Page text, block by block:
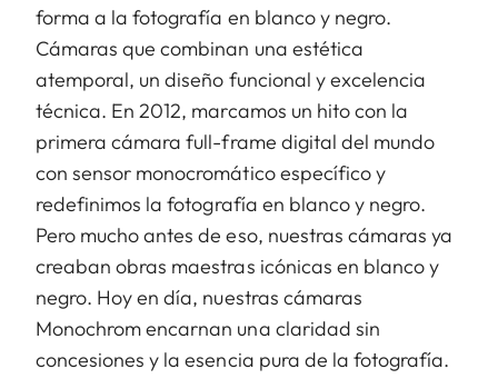
forma a la fotografía en blanco y negro.
Cámaras que combinan una estética
atemporal, un diseño funcional y excelencia
técnica. En 2012, marcamos un hito con la
primera cámara full-frame digital del mundo
con sensor monocromático específico y
redefinimos la fotografía en blanco y negro.
Pero mucho antes de eso, nuestras cámaras ya
creaban obras maestras icónicas en blanco y
negro. Hoy en día, nuestras cámaras
Monochrom encarnan una claridad sin
concesiones y la esencia pura de la fotografía.